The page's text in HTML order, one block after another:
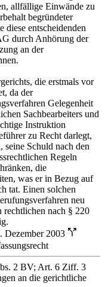
allfällige Einwände zu
begründeter
diese entscheidenden
durch Anhörung der
an der
die erstmals vor
da der
Gelegenheit
Sachbearbeiters und
Instruktion
zu Recht darlegt,
seine Schuld nach den
Regeln
die
was er in Bezug auf
tat. Einen solchen
neu
rechtlichen nach § 220
Dezember 2003
2 BV; Art. 6 Ziff. 3
an die gerichtliche